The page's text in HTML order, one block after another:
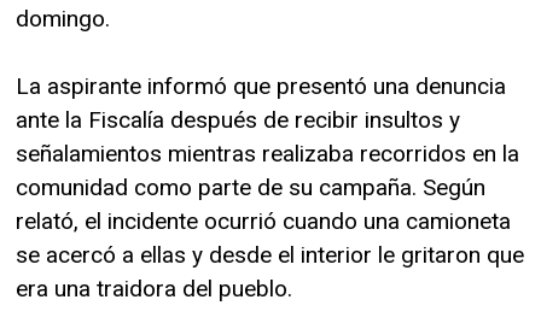
domingo.
La aspirante informó que presentó una denuncia
ante la Fiscalía después de recibir insultos y
señalamientos mientras realizaba recorridos en la
comunidad como parte de su campaña. Según
relató, el incidente ocurrió cuando una camioneta
se acercó a ellas y desde el interior le gritaron que
era una traidora del pueblo.